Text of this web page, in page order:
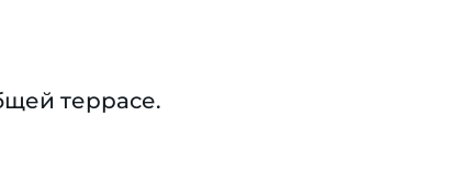
террасе.